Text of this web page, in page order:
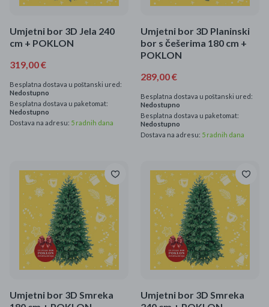
Čišćenje zaliha
Kišobrani akcija
Roba s greškom
Umjetni bor 3D Jela 240
cm + POKLON
319,00 €
Besplatna dostava u poštanski ured:
Nedostupno
Besplatna dostava u paketomat:
Nedostupno
Dostava na adresu: 5 radnih dana
Umjetni bor 3D Planinski
bor s češerima 180 cm +
POKLON
289,00 €
Besplatna dostava u poštanski ured:
Nedostupno
Besplatna dostava u paketomat:
Nedostupno
Dostava na adresu: 5 radnih dana
Umjetni bor 3D Smreka
Umjetni bor 3D Smreka